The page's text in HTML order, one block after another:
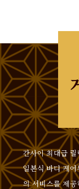
간사이 최대급
일본식 바디 케
의 서비스를 제